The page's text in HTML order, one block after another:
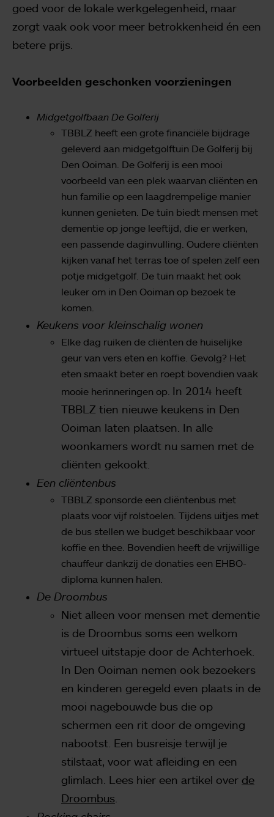
goed voor de lokale werkgelegenheid, maar
zorgt vaak ook voor meer betrokkenheid én een
betere prijs.
Voorbeelden geschonken voorzieningen
Midgetgolfbaan De Golferij
TBBLZ heeft een grote financiële bijdrage
geleverd aan midgetgolftuin De Golferij bij
Den Ooiman. De Golferij is een mooi
voorbeeld van een plek waarvan cliënten en
hun familie op een laagdrempelige manier
kunnen genieten. De tuin biedt mensen met
dementie op jonge leeftijd, die er werken,
een passende daginvulling. Oudere cliënten
kijken vanaf het terras toe of spelen zelf een
potje midgetgolf. De tuin maakt het ook
leuker om in Den Ooiman op bezoek te
komen.
Keukens voor kleinschalig wonen
Elke dag ruiken de cliënten de huiselijke
geur van vers eten en koffie. Gevolg? Het
eten smaakt beter en roept bovendien vaak
mooie herinneringen op. In 2014 heeft
TBBLZ tien nieuwe keukens in Den
Ooiman laten plaatsen. In alle
woonkamers wordt nu samen met de
cliënten gekookt.
Een cliëntenbus
TBBLZ sponsorde een cliëntenbus met
plaats voor vijf rolstoelen. Tijdens uitjes met
de bus stellen we budget beschikbaar voor
koffie en thee. Bovendien heeft de vrijwillige
chauffeur dankzij de donaties een EHBO-
diploma kunnen halen.
De Droombus
Niet alleen voor mensen met dementie
is de Droombus soms een welkom
virtueel uitstapje door de Achterhoek.
In Den Ooiman nemen ook bezoekers
en kinderen geregeld even plaats in de
mooi nagebouwde bus die op
schermen een rit door de omgeving
nabootst. Een busreisje terwijl je
stilstaat, voor wat afleiding en een
glimlach. Lees hier een artikel over de
Droombus